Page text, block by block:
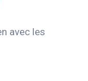
avec les